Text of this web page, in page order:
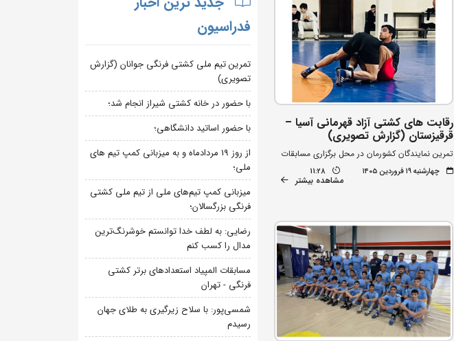
رقابت های کشتی آزاد قهرمانی آسیا –
قرقیزستان (گزارش تصویری)
تمرین نمایندگان کشورمان در محل برگزاری مسابقات
چهارشنبه ۱۹ فروردین ۱۴۰۵ 11:28
مشاهده بیشتر
فدراسیون
تمرین تیم ملی کشتی فرنگی جوانان (گزارش
تصویری)
با حضور در خانه کشتی شیراز انجام شد؛
با حضور اساتید دانشگاهی؛
از روز 19 مردادماه و به میزبانی کمپ تیم های
ملی؛
میزبانی کمپ تیم‌های ملی از تیم ملی کشتی
فرنگی بزرگسالان؛
رضایی: به لطف خدا توانستم خوشرنگ‌ترین
مدال را کسب کنم
مسابقات المپیاد استعدادهای برتر کشتی
فرنگی - تهران
شمسی‌پور: با سلاح زیرگیری به طلای جهان
رسیدم